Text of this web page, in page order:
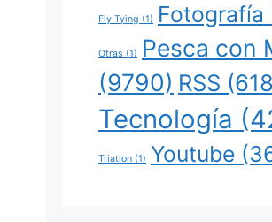
Fly Tying (1) Fotografía
Otras (1)
Pesca con
(9790) RSS
Tecnología
Triatlon (1) Youtube